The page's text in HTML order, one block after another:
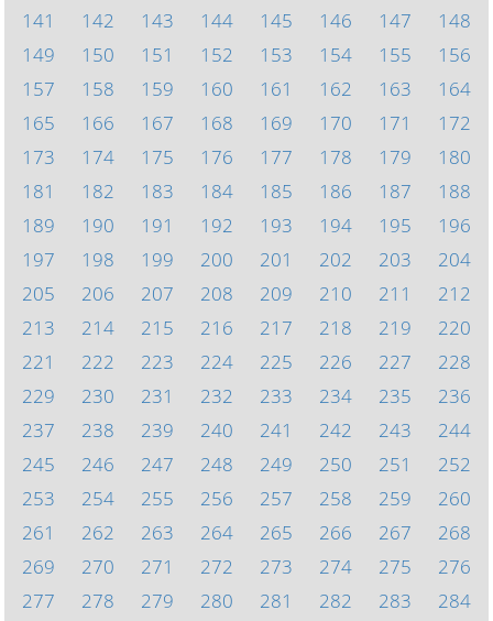
141
142 143 144 145 146 147
148
149
150 151 152 153 154 155
156
157
158 159 160 161 162 163
164
165
166 167 168 169 170 171
172
173
174 175 176 177 178 179
180
181
182 183 184 185 186 187
188
189
190 191 192 193 194 195
196
197
198 199 200 201 202 203
204
205
206 207 208 209 210 211
212
213
214 215 216 217 218 219
220
221
222 223 224 225 226 227
228
229
230 231 232 233 234 235
236
237
238 239 240 241 242 243
244
245
246 247 248 249 250 251
252
253
254 255 256 257 258 259
260
261
262 263 264 265 266 267
268
269
270 271 272 273 274 275
276
277
278 279 280 281 282 283
284